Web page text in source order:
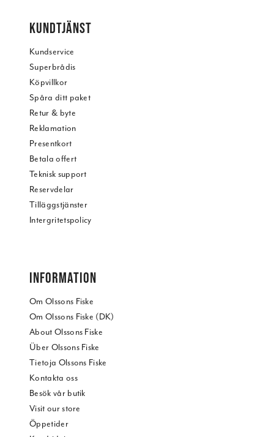
KUNDTJÄNST
Kundservice
Superbrådis
Köpvillkor
Spåra ditt paket
Retur & byte
Reklamation
Presentkort
Betala offert
Teknisk support
Reservdelar
Tilläggstjänster
Intergritetspolicy
INFORMATION
Om Olssons Fiske
Om Olssons Fiske (DK)
About Olssons Fiske
Über Olssons Fiske
Tietoja Olssons Fiske
Kontakta oss
Besök vår butik
Visit our store
Öppetider